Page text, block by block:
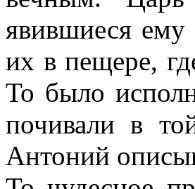
явившиеся ему
их в пещере,
То было
почивали в
Антоний